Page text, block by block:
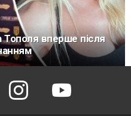
вперше після
instagram youtube